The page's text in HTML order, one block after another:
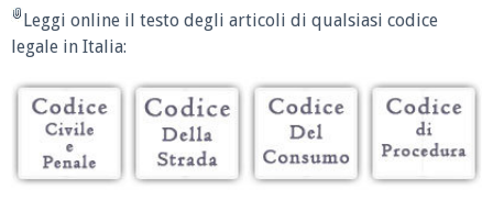
Leggi online il testo degli articoli di qualsiasi codice
legale in Italia: